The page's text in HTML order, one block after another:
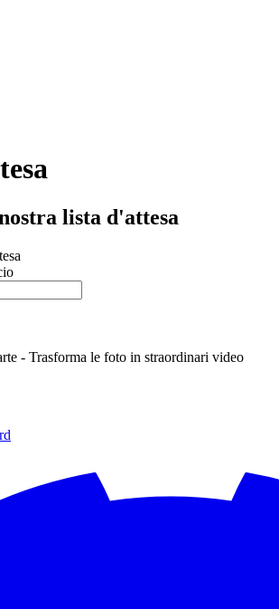
lista d'attesa
- Trasforma le foto in straordinari video